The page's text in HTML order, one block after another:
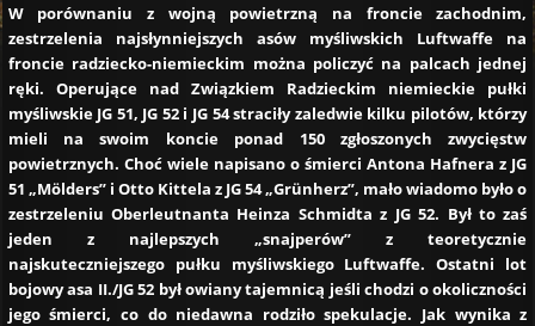
W porównaniu z wojną powietrzną na froncie zachodnim,
zestrzelenia najsłynniejszych asów myśliwskich Luftwaffe na
froncie radziecko-niemieckim można policzyć na palcach jednej
ręki. Operujące nad Związkiem Radzieckim niemieckie pułki
myśliwskie JG 51, JG 52 i JG 54 straciły zaledwie kilku pilotów, którzy
mieli na swoim koncie ponad 150 zgłoszonych zwycięstw
powietrznych. Choć wiele napisano o śmierci Antona Hafnera z JG
51 „Mölders” i Otto Kittela z JG 54 „Grünherz”, mało wiadomo było o
zestrzeleniu Oberleutnanta Heinza Schmidta z JG 52. Był to zaś
jeden z najlepszych „snajperów” z teoretycznie
najskuteczniejszego pułku myśliwskiego Luftwaffe. Ostatni lot
bojowy asa II./JG 52 był owiany tajemnicą jeśli chodzi o okoliczności
jego śmierci, co do niedawna rodziło spekulacje. Jak wynika z